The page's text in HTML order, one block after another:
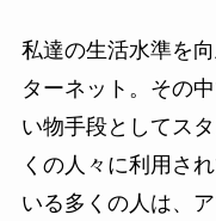
私達の生活水準を
ターネット。その
い物手段としてス
くの人々に利用さ
いる多くの人は、